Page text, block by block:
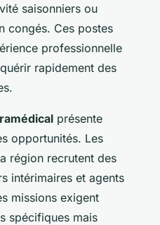
saisonniers ou
congés. Ces postes
professionnelle
rapidement des
présente
opportunités. Les
région recrutent des
intérimaires et agents
missions exigent
spécifiques mais